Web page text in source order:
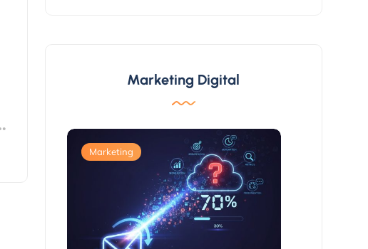
Marketing Digital
Marketing